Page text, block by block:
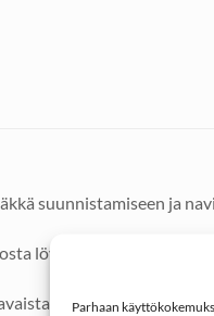
Parhaan
suunnistamiseen ja
löytyy myös astejako
peruskarttaa